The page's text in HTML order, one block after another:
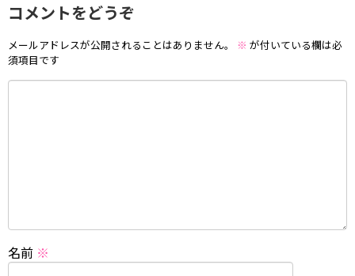
コメントをどうぞ
メールアドレスが公開されることはありません。 ※ が付いている欄は必
須項目です
名前 ※